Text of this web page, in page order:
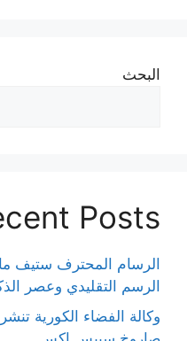
البحث
Posts
الرسام المحترف ستيف
الرسم التقليدي وعصر
وكالة الفضاء الكورية